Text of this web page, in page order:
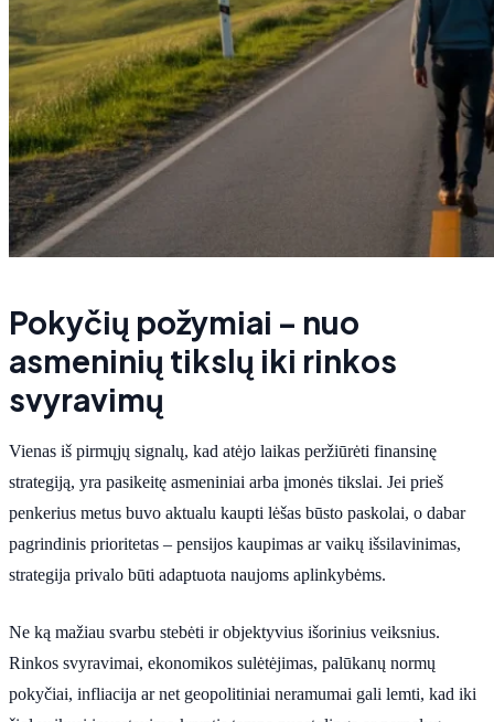
Pokyčių požymiai – nuo
asmeninių tikslų iki rinkos
svyravimų
Vienas iš pirmųjų signalų, kad atėjo laikas peržiūrėti finansinę
strategiją, yra pasikeitę asmeniniai arba įmonės tikslai. Jei prieš
penkerius metus buvo aktualu kaupti lėšas būsto paskolai, o dabar
pagrindinis prioritetas – pensijos kaupimas ar vaikų išsilavinimas,
strategija privalo būti adaptuota naujoms aplinkybėms.
Ne ką mažiau svarbu stebėti ir objektyvius išorinius veiksnius.
Rinkos svyravimai, ekonomikos sulėtėjimas, palūkanų normų
pokyčiai, infliacija ar net geopolitiniai neramumai gali lemti, kad iki